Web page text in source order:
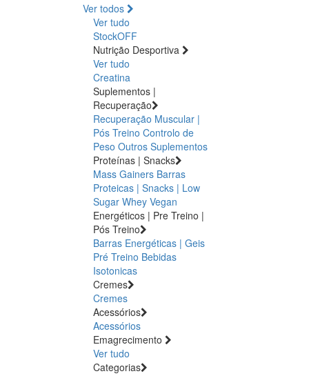
Ver todos
Ver tudo
StockOFF
Nutrição Desportiva
Ver tudo
Creatina
Suplementos |
Recuperação
Recuperação Muscular |
Pós Treino Controlo de
Peso Outros Suplementos
Proteínas | Snacks
Mass Gainers Barras
Proteicas | Snacks | Low
Sugar Whey Vegan
Energéticos | Pre Treino |
Pós Treino
Barras Energéticas | Geis
Pré Treino Bebidas
Isotonicas
Cremes
Cremes
Acessórios
Acessórios
Emagrecimento
Ver tudo
Categorias